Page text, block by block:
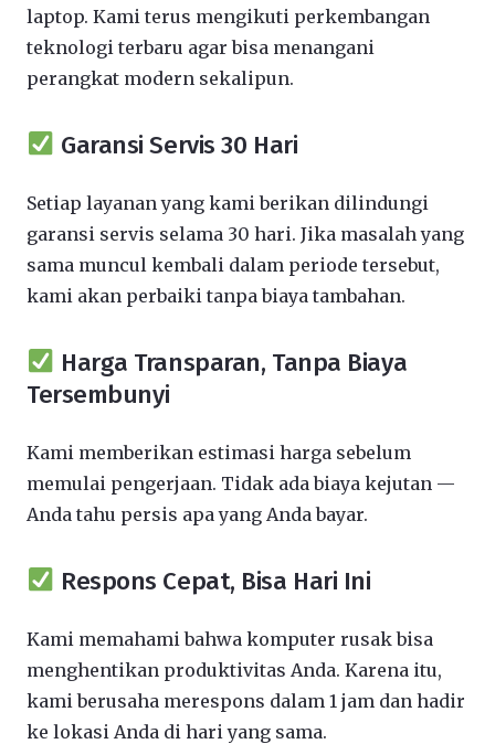
laptop. Kami terus mengikuti perkembangan
teknologi terbaru agar bisa menangani
perangkat modern sekalipun.
Garansi Servis 30 Hari
Setiap layanan yang kami berikan dilindungi
garansi servis selama 30 hari. Jika masalah yang
sama muncul kembali dalam periode tersebut,
kami akan perbaiki tanpa biaya tambahan.
Harga Transparan, Tanpa Biaya
Tersembunyi
Kami memberikan estimasi harga sebelum
memulai pengerjaan. Tidak ada biaya kejutan —
Anda tahu persis apa yang Anda bayar.
Respons Cepat, Bisa Hari Ini
Kami memahami bahwa komputer rusak bisa
menghentikan produktivitas Anda. Karena itu,
kami berusaha merespons dalam 1 jam dan hadir
ke lokasi Anda di hari yang sama.